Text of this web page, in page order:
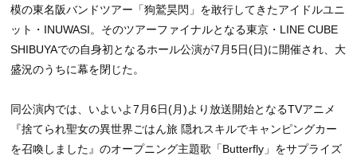
模の東名阪バンドツアー「狗鷲昊閃」を敢行してきたアイドルユニ
ット・INUWASI。そのツアーファイナルとなる東京・LINE CUBE
SHIBUYAでの自身初となるホール公演が7月5日(日)に開催され、大
盛況のうちに幕を閉じた。
同公演内では、いよいよ7月6日(月)より放送開始となるTVアニメ
『捨てられ聖女の異世界ごはん旅 隠れスキルでキャンピングカー
を召喚しました』のオープニング主題歌「Butterfly」をサプライズ